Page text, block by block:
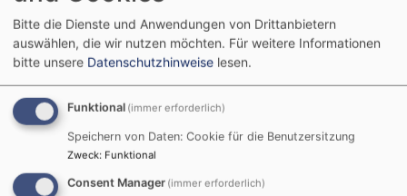
Di, 15.9. 10 Uhr
Gesprächskreis
Hofheim-Rügheim Fam. Hager
Di, 22.9. 10 Uhr
Bitte die Dienste und Anwendungen von Drittanbietern
auswählen, die wir nutzen möchten. Für weitere Informationen
bitte unsere Datenschutzhinweise lesen.
Funktional (immer erforderlich)
Speichern von Daten: Cookie für die Benutzersitzung
Zweck: Funktional
Consent Manager (immer erforderlich)